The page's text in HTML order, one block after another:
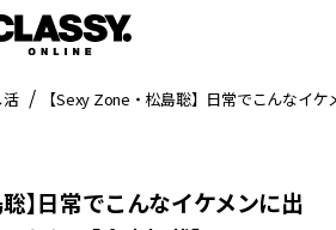
【Sexy Zone・松島聡】日常でこんなイ
聡】日常でこんなイケメンに出